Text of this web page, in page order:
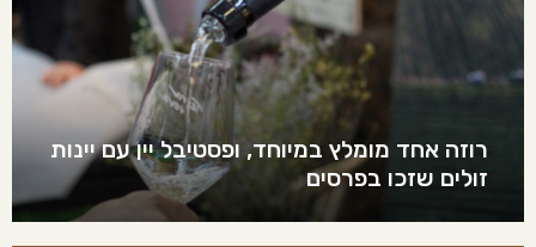
רוזה אחד מומלץ במיוחד, ופסטיבל יין עם יינות
זולים שזכו בפרסים